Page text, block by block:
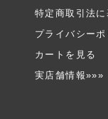
特定商取引法
プライバシーポ
カートを見る
実店舗情報»»»